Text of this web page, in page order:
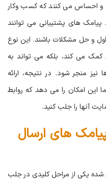
و احساس می کنند که کسب وکار
های پشتیبانی می توانند
و حل مشکلات باشند. این نوع
می کند، بلکه می تواند به
منجر شود. در نتیجه، ارائه
این امکان را می دهد که روابط
آنها را جلب کنید.
های ارسال
شده یکی از مراحل کلیدی در جلب